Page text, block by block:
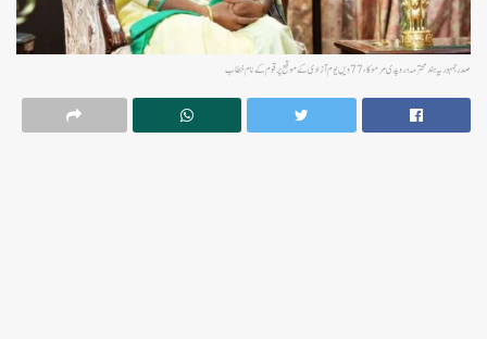
صدرجمہوریہ ہند محترمہ دروپدی مرمو کا، 77 ویں یوم آزادی کے موقع پر قوم کے نام خطاب